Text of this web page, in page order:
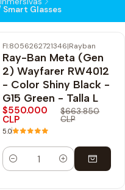
Glasses
-17% OFF
Envío Gratis
FI:8056262721346|Rayban
Ray-Ban Meta (Gen
2) Wayfarer RW4012
- Color Shiny Black -
G15 Green - Talla L
$550.000
CLP
$663.850
CLP
5.0
Cantidad